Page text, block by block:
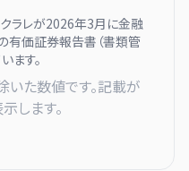
ラレが2026年3月に金融
有価証券報告書（書類管
ます。
た数値です。記載が
します。